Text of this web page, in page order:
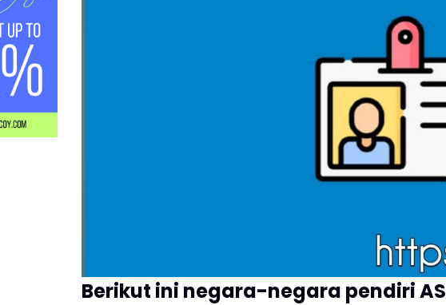
Berikut ini negara-negara pendiri